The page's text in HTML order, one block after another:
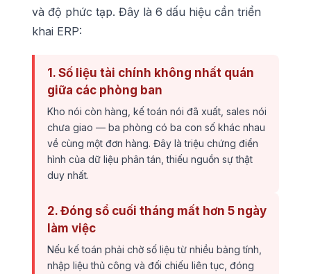
và độ phức tạp. Đây là 6 dấu hiệu cần triển
khai ERP:
1. Số liệu tài chính không nhất quán
giữa các phòng ban
Kho nói còn hàng, kế toán nói đã xuất, sales nói
chưa giao — ba phòng có ba con số khác nhau
về cùng một đơn hàng. Đây là triệu chứng điển
hình của dữ liệu phân tán, thiếu nguồn sự thật
duy nhất.
2. Đóng sổ cuối tháng mất hơn 5 ngày
làm việc
Nếu kế toán phải chờ số liệu từ nhiều bảng tính,
nhập liệu thủ công và đối chiếu liên tục, đóng